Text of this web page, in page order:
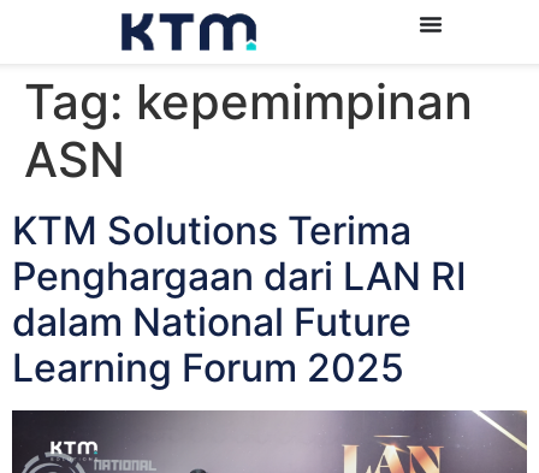
Tag: kepemimpinan
ASN
KTM Solutions Terima
Penghargaan dari LAN RI
dalam National Future
Learning Forum 2025